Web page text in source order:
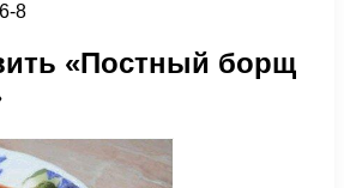
8
«Постный борщ